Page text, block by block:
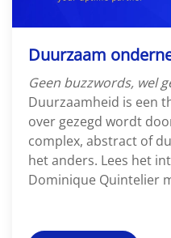
Duurzaam
Geen buzzwords, wel
Duurzaamheid is een
over gezegd wordt
complex, abstract of
het anders. Lees het
Dominique Quintelier